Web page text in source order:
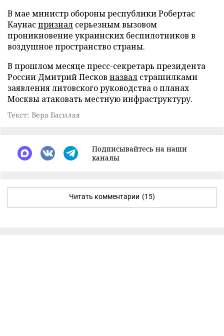
В мае министр обороны республики Робертас
Каунаспризнал серьезным вызовом
проникновение украинских беспилотников в
воздушное пространство страны.
В прошлом месяце пресс-секретарь президента
России Дмитрий Песков назвал страшилками
заявления литовского руководства о планах
Москвы атаковать местную инфраструктуру.
Текст: Вера Басилая
Подписывайтесь на наши
каналы
Читать комментарии (15)